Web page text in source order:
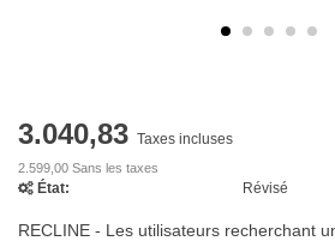
3.040,83 Taxes incluses
2.599,00 Sans les taxes
État: Révisé
RECLINE - Les utilisateurs recherchant